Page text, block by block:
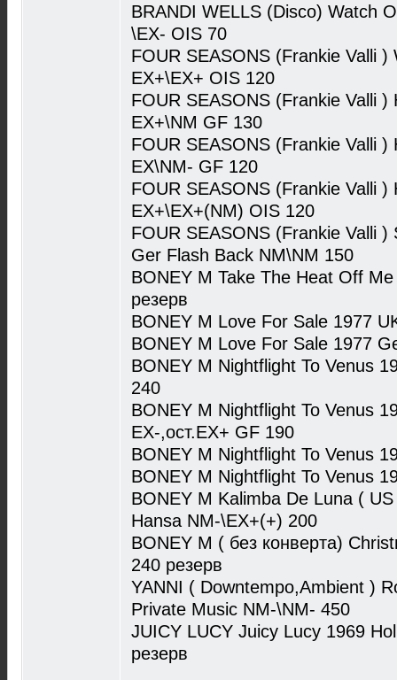
BRANDI WELLS (Disco) Watch
\EX- OIS 70
FOUR SEASONS (Frankie Valli
EX+\EX+ OIS 120
FOUR SEASONS (Frankie Valli
EX+\NM GF 130
FOUR SEASONS (Frankie Valli )
EX\NM- GF 120
FOUR SEASONS (Frankie Valli )
EX+\EX+(NM) OIS 120
FOUR SEASONS (Frankie Valli
Ger Flash Back NM\NM 150
BONEY M Take The Heat Off
резерв
BONEY M Love For Sale 1977
BONEY M Love For Sale 1977
BONEY M Nightflight To Venus
240
BONEY M Nightflight To Venus
EX-,ост.EX+ GF 190
BONEY M Nightflight To Venus
BONEY M Nightflight To Venus
BONEY M Kalimba De Luna (
Hansa NM-\EX+(+) 200
BONEY M ( без конверта)
240 резерв
YANNI ( Downtempo,Ambient )
Private Music NM-\NM- 450
JUICY LUCY Juicy Lucy 1969
резерв